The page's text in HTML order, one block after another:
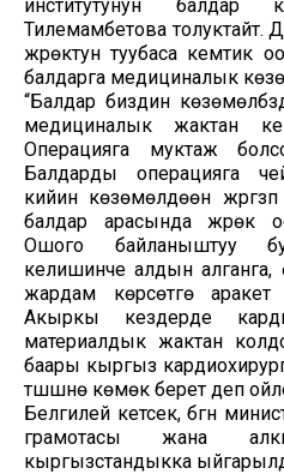
институтунун балдар
Тилемамбетова толуктайт.
жүрөктун туубаса кемтик
балдарга медициналык
“Балдар биздин
медициналык жактан
Операцияга муктаж
Балдарды операцияга
кийин көзөмөлдөөнү
балдар арасында жүрөк
Ошого байланыштуу
келишинче алдын алганга,
жардам көрсөтүүгө
Акыркы кездерде
материалдык жактан
баары кыргыз
түшүшүнө көмөк берет деп
Белгилей кетсек, бүгүн
грамотасы жана
кыргызстандыкка